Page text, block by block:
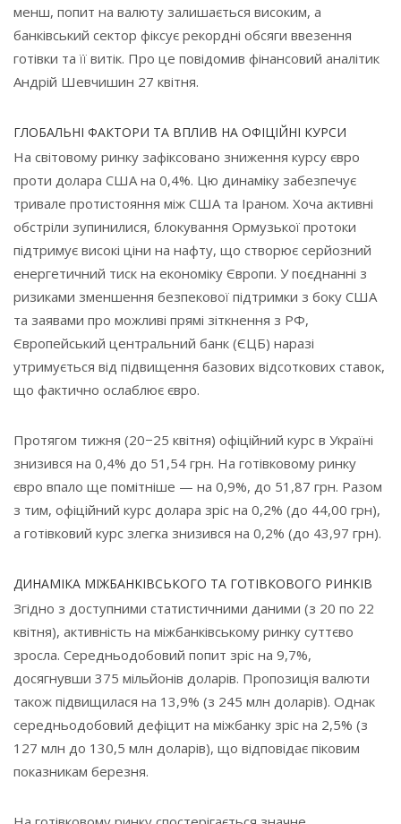
менш, попит на валюту залишається високим, а
банківський сектор фіксує рекордні обсяги ввезення
готівки та її витік. Про це повідомив фінансовий аналітик
Андрій Шевчишин 27 квітня.
ГЛОБАЛЬНІ ФАКТОРИ ТА ВПЛИВ НА ОФІЦІЙНІ КУРСИ
На світовому ринку зафіксовано зниження курсу євро
проти долара США на 0,4%. Цю динаміку забезпечує
тривале протистояння між США та Іраном. Хоча активні
обстріли зупинилися, блокування Ормузької протоки
підтримує високі ціни на нафту, що створює серйозний
енергетичний тиск на економіку Європи. У поєднанні з
ризиками зменшення безпекової підтримки з боку США
та заявами про можливі прямі зіткнення з РФ,
Європейський центральний банк (ЄЦБ) наразі
утримується від підвищення базових відсоткових ставок,
що фактично ослаблює євро.
Протягом тижня (20−25 квітня) офіційний курс в Україні
знизився на 0,4% до 51,54 грн. На готівковому ринку
євро впало ще помітніше — на 0,9%, до 51,87 грн. Разом
з тим, офіційний курс долара зріс на 0,2% (до 44,00 грн),
а готівковий курс злегка знизився на 0,2% (до 43,97 грн).
ДИНАМІКА МІЖБАНКІВСЬКОГО ТА ГОТІВКОВОГО РИНКІВ
Згідно з доступними статистичними даними (з 20 по 22
квітня), активність на міжбанківському ринку суттєво
зросла. Середньодобовий попит зріс на 9,7%,
досягнувши 375 мільйонів доларів. Пропозиція валюти
також підвищилася на 13,9% (з 245 млн доларів). Однак
середньодобовий дефіцит на міжбанку зріс на 2,5% (з
127 млн до 130,5 млн доларів), що відповідає піковим
показникам березня.